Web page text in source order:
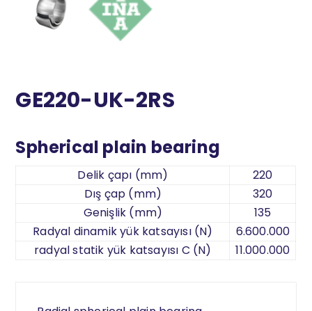
GE220-UK-2RS
Spherical plain bearing
Delik çapı (mm)
220
Dış çap (mm)
320
Genişlik (mm)
135
Radyal dinamik yük katsayısı (N)
6.600.000
radyal statik yük katsayısı C (N)
11.000.000